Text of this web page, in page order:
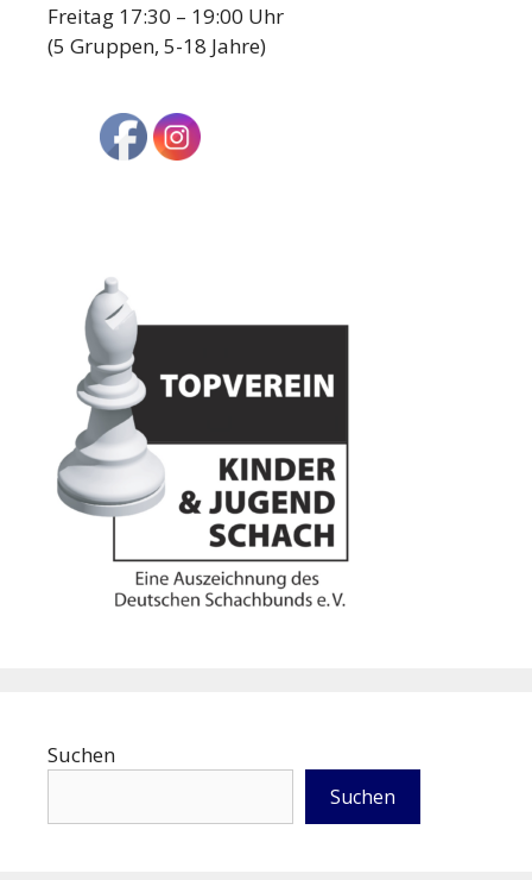
Freitag 17:30 – 19:00 Uhr
(5 Gruppen, 5-18 Jahre)
Suchen
Suchen